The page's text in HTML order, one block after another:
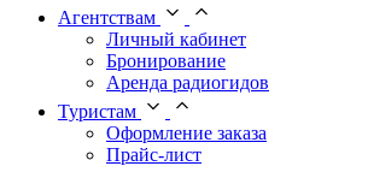
Агентствам
Личный кабинет
Бронирование
Аренда радиогидов
Туристам
Оформление заказа
Прайс-лист